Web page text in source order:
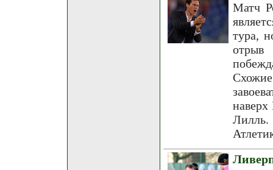
Матч
тура,
отрыв